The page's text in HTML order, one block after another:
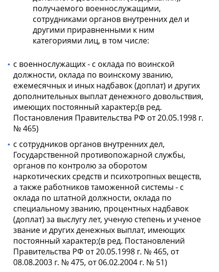
получаемого военнослужащими,
сотрудниками органов внутренних дел и
другими приравненными к ним
категориями лиц, в том числе:
с военнослужащих - с оклада по воинской
должности, оклада по воинскому званию,
ежемесячных и иных надбавок (доплат) и других
дополнительных выплат денежного довольствия,
имеющих постоянный характер;(в ред.
Постановления Правительства РФ от 20.05.1998 г.
№ 465)
с сотрудников органов внутренних дел,
Государственной противопожарной службы,
органов по контролю за оборотом
наркотических средств и психотропных веществ,
а также работников таможенной системы - с
оклада по штатной должности, оклада по
специальному званию, процентных надбавок
(доплат) за выслугу лет, ученую степень и ученое
звание и других денежных выплат, имеющих
постоянный характер;(в ред. Постановлений
Правительства РФ от 20.05.1998 г. № 465, от
08.08.2003 г. № 475, от 06.02.2004 г. № 51)